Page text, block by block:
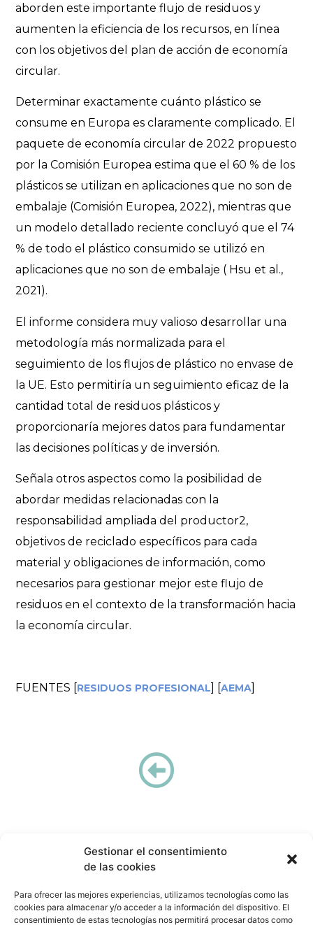
Gestionar el consentimiento
de las cookies
Para ofrecer las mejores experiencias, utilizamos tecnologías como las
cookies para almacenar y/o acceder a la información del dispositivo. El
consentimiento de estas tecnologías nos permitirá procesar datos como
aborden este importante flujo de residuos y
aumenten la eficiencia de los recursos, en línea
con los objetivos del plan de acción de economía
circular.
Determinar exactamente cuánto plástico se
consume en Europa es claramente complicado. El
paquete de economía circular de 2022 propuesto
por la Comisión Europea estima que el 60 % de los
plásticos se utilizan en aplicaciones que no son de
embalaje (Comisión Europea, 2022), mientras que
un modelo detallado reciente concluyó que el 74
% de todo el plástico consumido se utilizó en
aplicaciones que no son de embalaje ( Hsu et al.,
2021).
El informe considera muy valioso desarrollar una
metodología más normalizada para el
seguimiento de los flujos de plástico no envase de
la UE. Esto permitiría un seguimiento eficaz de la
cantidad total de residuos plásticos y
proporcionaría mejores datos para fundamentar
las decisiones políticas y de inversión.
Señala otros aspectos como la posibilidad de
abordar medidas relacionadas con la
responsabilidad ampliada del productor2,
objetivos de reciclado específicos para cada
material y obligaciones de información, como
necesarios para gestionar mejor este flujo de
residuos en el contexto de la transformación hacia
la economía circular.
FUENTES [RESIDUOS PROFESIONAL] [AEMA]
Cátedra COGERSA Economía Circular
catedracogersa@uniovi.es